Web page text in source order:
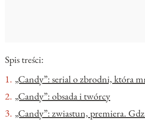
Spis treści:
„Candy”: serial o zbrodni, która
„Candy”: obsada i twórcy
„Candy”: zwiastun, premiera.